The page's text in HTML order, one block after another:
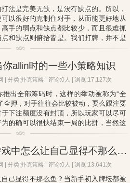
法是完美无缺，是没有缺点的。所以，
以很好的克制住对手，从而能更好地从
手的弱点和缺点都比较少，而且很难抓
和缺点则俯拾皆是。我们打牌，并不是
不需要到处找高手过招。与之相反，...
allin时的一些小策略知识
| 分类:扑克策略 | 评论:0人 | 浏览:17,127次
出全部筹码时，这样的举动被称为“全
全押，对手往往会比较被动，要么跟注要
下注额度没有封顶，所以玩家可以尽可
的确可以很快结束一局的比拼，当然这
唬的可能。 什么时候适合全押...
Pokerstars游戏中怎么让自己显得不那么鱼（1）
| 分类:扑克策略 | 评论:0人 | 浏览:13,641次
己显得不那么鱼？当新手初入牌坛都被